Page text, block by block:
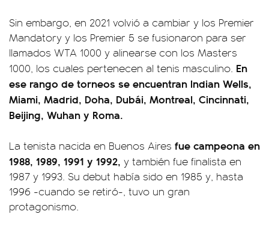
Sin embargo, en 2021 volvió a cambiar y los Premier
Mandatory y los Premier 5 se fusionaron para ser
llamados WTA 1000 y alinearse con los Masters
1000, los cuales pertenecen al tenis masculino. En
ese rango de torneos se encuentran Indian Wells,
Miami, Madrid, Doha, Dubái, Montreal, Cincinnati,
Beijing, Wuhan y Roma.
La tenista nacida en Buenos Aires fue campeona en
1988, 1989, 1991 y 1992, y también fue finalista en
1987 y 1993. Su debut había sido en 1985 y, hasta
1996 -cuando se retiró-, tuvo un gran
protagonismo.